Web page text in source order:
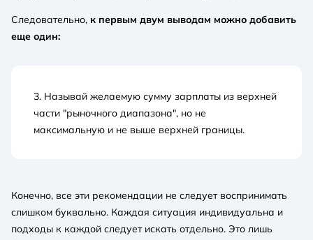
Следовательно, к первым двум выводам можно добавить
еще один:
3. Называй желаемую сумму зарплаты из верхней
части "рыночного диапазона", но не
максимальную и не выше верхней границы.
Конечно, все эти рекомендации не следует воспринимать
слишком буквально. Каждая ситуация индивидуальна и
подходы к каждой следует искать отдельно. Это лишь